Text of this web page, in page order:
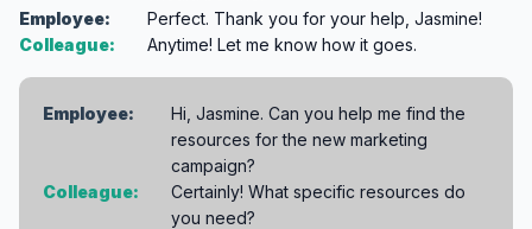
Employee:
Perfect. Thank you for your help, Jasmine!
Colleague:
Anytime! Let me know how it goes.
Employee:
Hi, Jasmine. Can you help me find the
resources for the new marketing
campaign?
Colleague:
Certainly! What specific resources do
you need?